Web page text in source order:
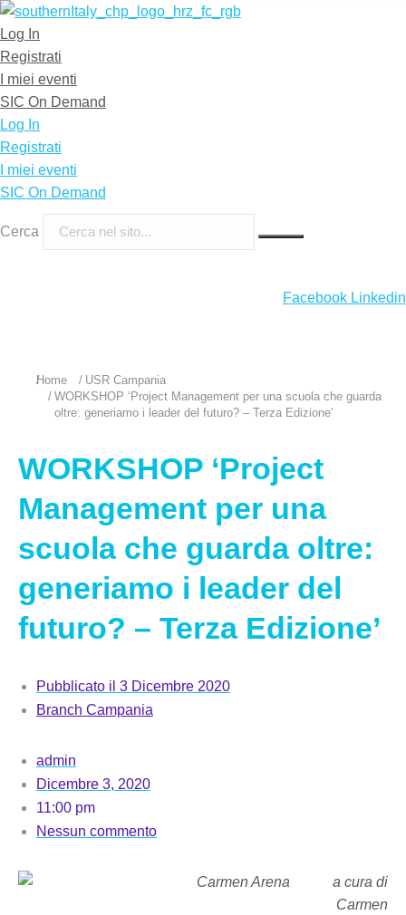
Log In
Registrati
I miei eventi
SIC On Demand
Log In
Registrati
I miei eventi
SIC On Demand
Cerca
Facebook Linkedin
Tu sei qui:
Home
USR Campania
WORKSHOP ‘Project Management per una scuola che guarda
oltre: generiamo i leader del futuro? – Terza Edizione’
WORKSHOP ‘Project
Management per una
scuola che guarda oltre:
generiamo i leader del
futuro? – Terza Edizione’
Pubblicato il 3 Dicembre 2020
Branch Campania
admin
Dicembre 3, 2020
11:00 pm
Nessun commento
a cura di
Carmen